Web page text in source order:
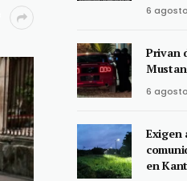
6
Privan
6
Exigen
en